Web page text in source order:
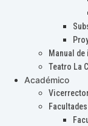
Manual de
Teatro La
Académico
Facultades